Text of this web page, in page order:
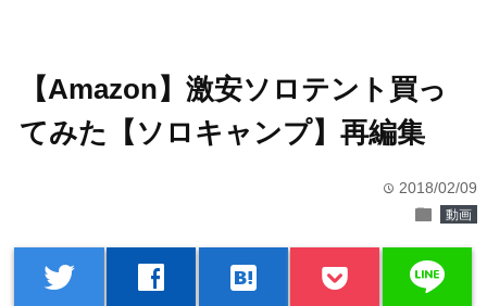
【Amazon】激安ソロテント買っ
てみた【ソロキャンプ】再編集
time 2018/02/09
folder 動画
twitter facebook hatenabookmark line